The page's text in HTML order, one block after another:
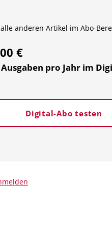
anderen Artikel im Abo-
€
pro Jahr im
Digital-Abo testen